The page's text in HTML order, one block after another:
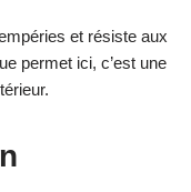
et résiste aux
permet ici, c’est une